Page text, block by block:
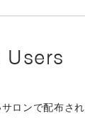
Users
サロンで配布さ